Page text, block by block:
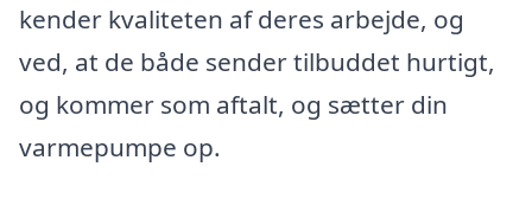
kender kvaliteten af deres arbejde, og
ved, at de både sender tilbuddet hurtigt,
og kommer som aftalt, og sætter din
varmepumpe op.